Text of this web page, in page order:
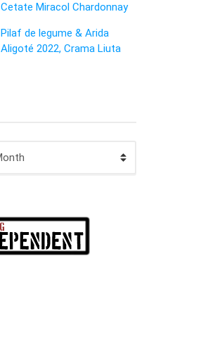
Cetate Miracol Chardonnay
Pilaf de legume & Arida
Aligoté 2022, Crama Liuta